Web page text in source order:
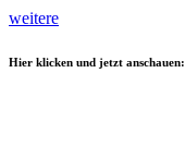
weitere
Hier klicken und jetzt anschauen: